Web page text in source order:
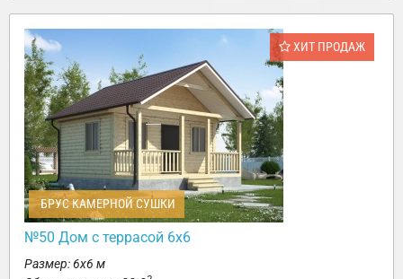
ХИТ ПРОДАЖ
БРУС КАМЕРНОЙ СУШКИ
№50 Дом с террасой 6х6
Размер: 6х6 м